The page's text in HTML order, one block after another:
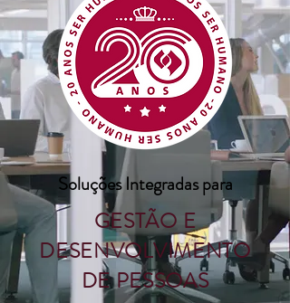
Soluções Integradas para
GESTÃO E
DESENVOLVIMENTO
DE PESSOAS